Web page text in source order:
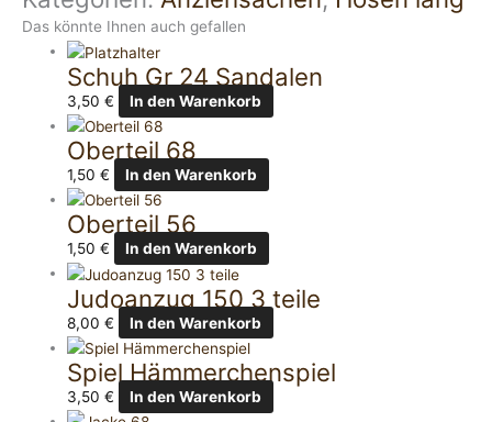
Das könnte Ihnen auch gefallen
Schuh Gr 24 Sandalen
3,50€ In den Warenkorb
Oberteil 68
1,50€ In den Warenkorb
Oberteil 56
1,50€ In den Warenkorb
Judoanzug 150 3 teile
8,00€ In den Warenkorb
Spiel Hämmerchenspiel
3,50€ In den Warenkorb